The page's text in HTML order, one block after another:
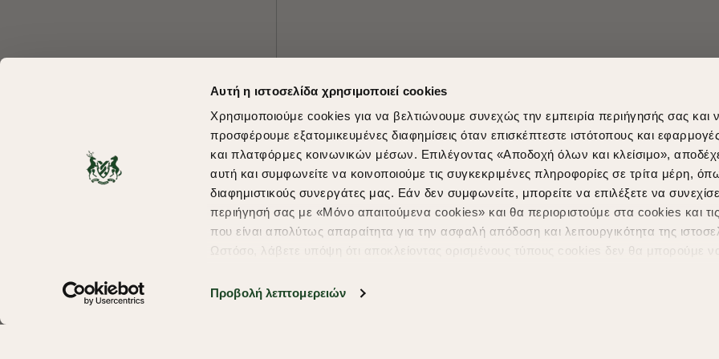
Αυτή η ιστοσελίδα χρησιμοποιεί cookies
Χρησιμοποιούμε cookies για να βελτιώνουμε συνεχώς την εμπειρία περιήγησής σας και
προσφέρουμε εξατομικευμένες διαφημίσεις όταν επισκέπτεστε ιστότοπους και
και πλατφόρμες κοινωνικών μέσων. Επιλέγοντας «Αποδοχή όλων και κλείσιμο»,
αυτή και συμφωνείτε να κοινοποιούμε τις συγκεκριμένες πληροφορίες σε τρίτα μέρη,
διαφημιστικούς συνεργάτες μας. Εάν δεν συμφωνείτε, μπορείτε να επιλέξετε να
περιήγησή σας με «Μόνο απαιτούμενα cookies» και θα περιοριστούμε στα cookies και τις
που είναι απολύτως απαραίτητα για την ασφαλή απόδοση και λειτουργικότητα της
Ωστόσο, λάβετε υπόψη ότι αποκλείοντας ορισμένους τύπους cookies δεν θα μπορούμε
υπηρεσίες και διαφημίσεις. Για να προσαρμόσετε τις επιλογές σας ή να ανακαλέσετε τη
Προβολή λεπτομερειών
Shopping in secure with Shipping